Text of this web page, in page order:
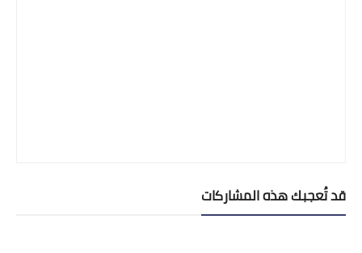
قد تُعجبك هذه المشاركات